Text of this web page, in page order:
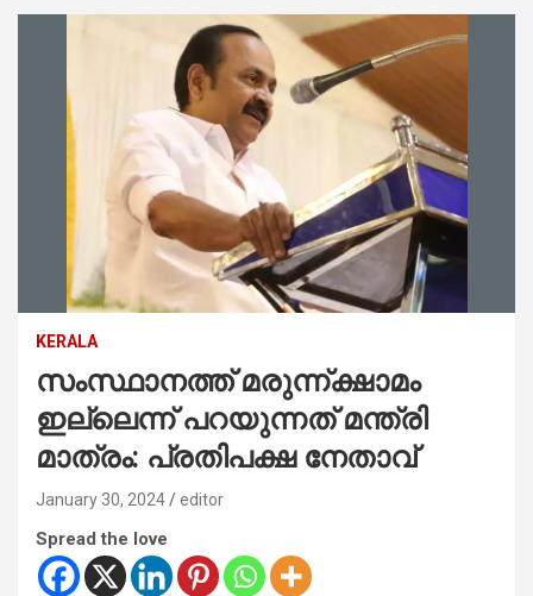
KERALA
സംസ്ഥാനത്ത് മരുന്ന്ക്ഷാമം
ഇല്ലെന്ന് പറയുന്നത് മന്ത്രി
മാത്രം: പ്രതിപക്ഷ നേതാവ്
January 30, 2024 editor
Spread the love